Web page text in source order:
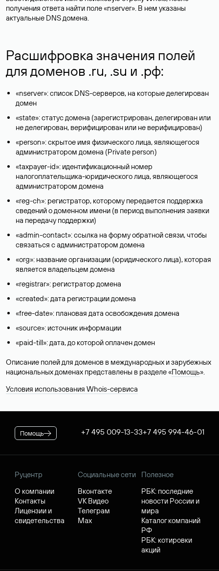
получения ответа найти поле «nserver». В нем указаны
актуальные DNS домена.
Расшифровка значения полей
для доменов .ru, .su и .рф:
«nserver»: список DNS-серверов, на которые делегирован
домен
«state»: статус домена (зарегистрирован, делегирован или
не делегирован, верифицирован или не верифицирован)
«person»: скрытое имя физического лица, являющегося
администратором домена (Privatе person)
«taxpayer-id»: идентификационный номер
налогоплательщика-юридического лица, являющегося
администратором домена
«reg-ch»: регистратор, которому передается поддержка
сведений о доменном имени (в период выполнения заявки
на передачу поддержки)
«admin-contact»: ссылка на форму обратной связи, чтобы
связаться с администратором домена
«org»: название организации (юридического лица), которая
является владельцем домена
«registrar»: регистратор домена
«created»: дата регистрации домена
«free-date»: плановая дата освобождения домена
«source»: источник информации
«paid-till»: дата, до которой оплачен домен
Описание полей для доменов в международных и зарубежных
национальных доменах представлены в разделе «Помощь».
Условия использования Whois-сервиса
Помощь +7 495 009-13-33+7 495 994-46-01
Руцентр
О компании
Контакты
Лицензии и
свидетельства
Социальные сети
Вконтакте
VK Видео
Телеграм
Max
Полезное
РБК: последние
новости России и
мира
Каталог компаний
РФ
РБК: котировки
акций